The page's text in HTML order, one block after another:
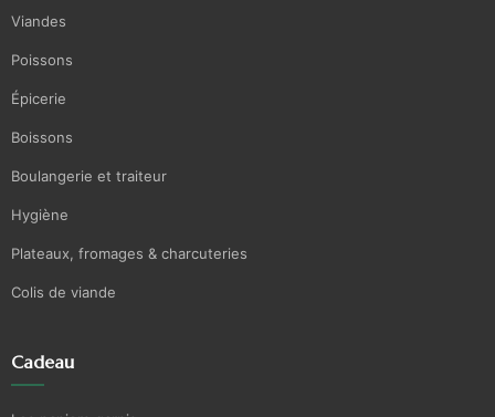
Viandes
Poissons
Épicerie
Boissons
Boulangerie et traiteur
Hygiène
Plateaux, fromages & charcuteries
Colis de viande
Cadeau